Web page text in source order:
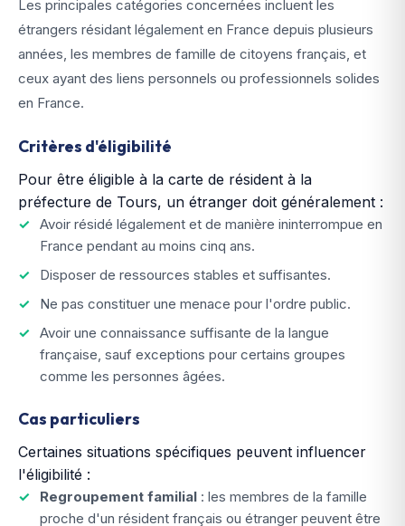
Les principales catégories concernées incluent les
étrangers résidant légalement en France depuis plusieurs
années, les membres de famille de citoyens français, et
ceux ayant des liens personnels ou professionnels solides
en France.
Critères d'éligibilité
Pour être éligible à la carte de résident à la
préfecture de Tours, un étranger doit généralement :
Avoir résidé légalement et de manière ininterrompue en
France pendant au moins cinq ans.
Disposer de ressources stables et suffisantes.
Ne pas constituer une menace pour l'ordre public.
Avoir une connaissance suffisante de la langue
française, sauf exceptions pour certains groupes
comme les personnes âgées.
Cas particuliers
Certaines situations spécifiques peuvent influencer
l'éligibilité :
Regroupement familial : les membres de la famille
proche d'un résident français ou étranger peuvent être